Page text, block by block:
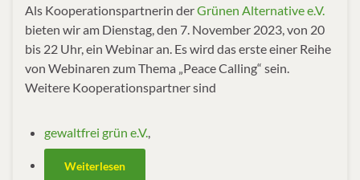
Als Kooperationspartnerin derGrünen Alternative e.V.
bieten wir am Dienstag, den 7. November 2023, von 20
bis 22 Uhr, ein Webinar an. Es wird das erste einer Reihe
von Webinaren zum Thema „Peace Calling“ sein.
Weitere Kooperationspartner sind
gewaltfrei grün e.V.
Weiterlesen